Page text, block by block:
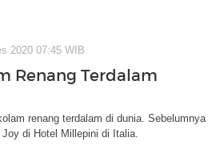
2020 07:45 WIB
Renang Terdalam
renang terdalam di dunia. Sebelumnya
di Hotel Millepini di Italia.